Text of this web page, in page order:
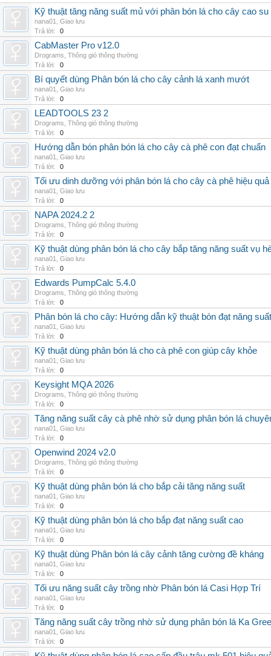
Kỹ thuật tăng năng suất mủ với phân bón lá cho cây cao su
nana01
Giao lưu
Trả lời:
0
CabMaster Pro v12.0
Drograms Thông gió thông thường
Trả lời:
0
Bí quyết dùng Phân bón lá cho cây cảnh lá xanh mướt
nana01
Giao lưu
Trả lời:
0
LEADTOOLS 23 2
Drograms Thông gió thông thường
Trả lời:
0
Hướng dẫn bón phân bón lá cho cây cà phê con đạt chuẩn
nana01
Giao lưu
Trả lời:
0
Tối ưu dinh dưỡng với phân bón lá cho cây cà phê hiệu quả
nana01
Giao lưu
Trả lời:
0
NAPA 2024.2 2
Drograms Thông gió thông thường
Trả lời:
0
Kỹ thuật dùng phân bón lá cho cây bắp tăng năng suất vụ
nana01
Giao lưu
Trả lời:
0
Edwards PumpCalc 5.4.0
Drograms Thông gió thông thường
Trả lời:
0
Phân bón lá cho cây: Hướng dẫn kỹ thuật bón đạt năng suất
nana01
Giao lưu
Trả lời:
0
Kỹ thuật dùng phân bón lá cho cà phê con giúp cây khỏe
nana01
Giao lưu
Trả lời:
0
Keysight MQA 2026
Drograms Thông gió thông thường
Trả lời:
0
Tăng năng suất cây cà phê nhờ sử dụng phân bón lá
nana01
Giao lưu
Trả lời:
0
Openwind 2024 v2.0
Drograms Thông gió thông thường
Trả lời:
0
Kỹ thuật dùng phân bón lá cho bắp cải tăng năng suất
nana01
Giao lưu
Trả lời:
0
Kỹ thuật dùng phân bón lá cho bắp đạt năng suất cao
nana01
Giao lưu
Trả lời:
0
Kỹ thuật dùng Phân bón lá cây cảnh tăng cường đề kháng
nana01
Giao lưu
Trả lời:
0
Tối ưu năng suất cây trồng nhờ Phân bón lá Casi Hợp Trí
nana01
Giao lưu
Trả lời:
0
Tăng năng suất cây trồng nhờ sử dụng phân bón lá Ka
nana01
Giao lưu
Trả lời:
0